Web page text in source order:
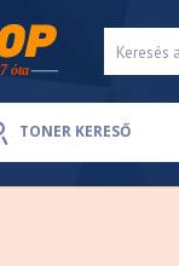
TONER KERESŐ